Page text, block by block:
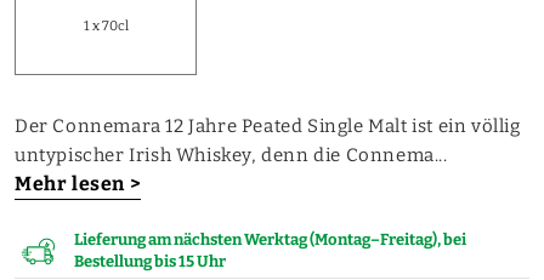
1 x 70cl
Der Connemara 12 Jahre Peated Single Malt ist ein völlig
untypischer Irish Whiskey, denn die Connema...
Mehr lesen >
Lieferung am nächsten Werktag (Montag–Freitag), bei
Bestellung bis 15 Uhr